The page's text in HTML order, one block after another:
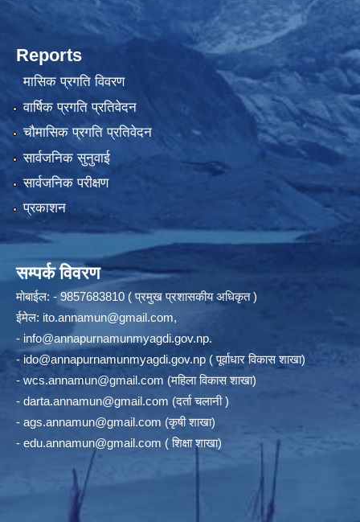
Reports
मासिक प्रगति विवरण
वार्षिक प्रगति प्रतिवेदन
चौमासिक प्रगति प्रतिवेदन
सार्वजनिक सुनुवाई
सार्वजनिक परीक्षण
प्रकाशन
सम्पर्क विवरण
मोबाईल: - 9857683810 ( प्रमुख प्रशासकीय अधिकृत )
ईमेल: ito.annamun@gmail.com,
- info@annapurnamunmyagdi.gov.np.
- ido@annapurnamunmyagdi.gov.np ( पूर्वाधार विकास शाखा)
- wcs.annamun@gmail.com (महिला विकास शाखा)
- darta.annamun@gmail.com (दर्ता चलानी )
- ags.annamun@gmail.com (कृषी शाखा)
- edu.annamun@gmail.com ( शिक्षा शाखा)